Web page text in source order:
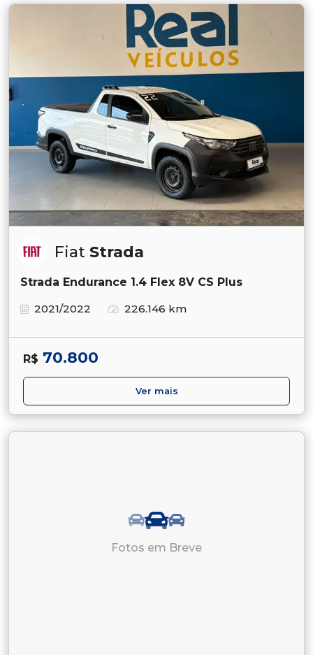
Fiat Strada
Strada Endurance 1.4 Flex 8V CS Plus
2021/2022
226.146 km
R$ 70.800
Ver mais
Fotos em Breve